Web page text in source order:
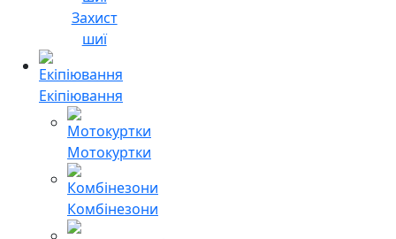
Захист
шиї
Екіпіювання
Мотокуртки
Комбінезони